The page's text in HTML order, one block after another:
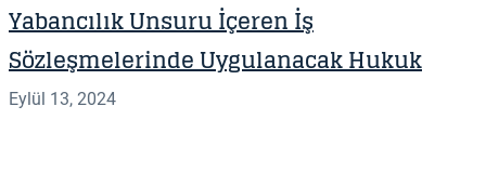
Yabancılık Unsuru İçeren İş
Sözleşmelerinde Uygulanacak Hukuk
Eylül 13, 2024